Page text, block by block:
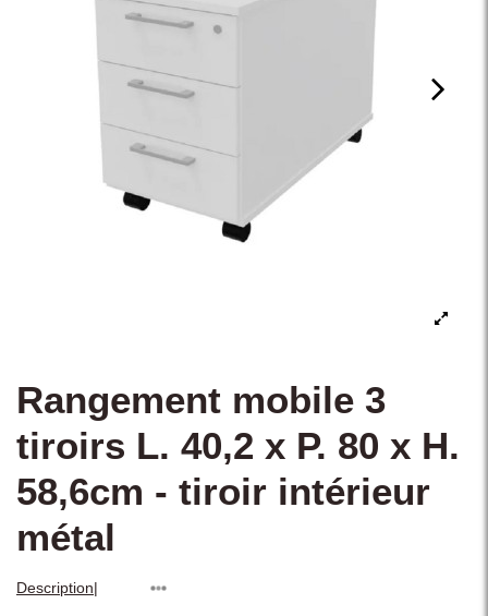
Rangement mobile 3
tiroirs L. 40,2 x P. 80 x H.
58,6cm - tiroir intérieur
métal
Description|